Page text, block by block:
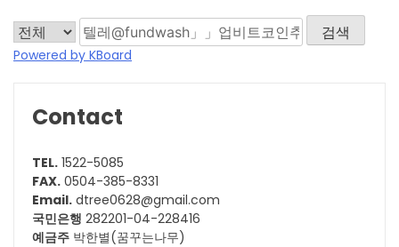
검색
Powered by KBoard
Contact
TEL. 1522-5085
FAX. 0504-385-8331
Email. dtree0628@gmail.com
국민은행 282201-04-228416
예금주 박한별(꿈꾸는나무)